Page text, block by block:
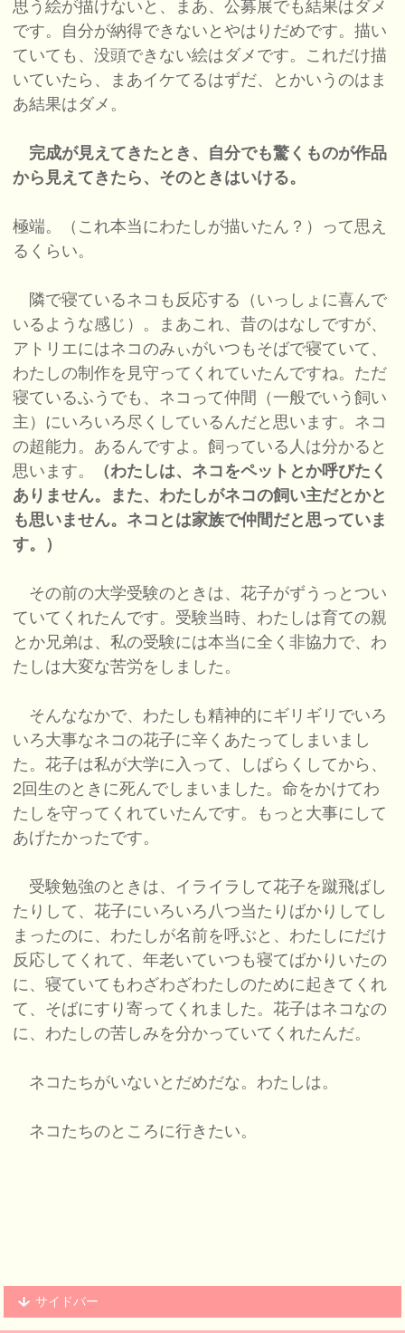
思う絵が描けないと、まあ、公募展でも結果はダメ
です。自分が納得できないとやはりだめです。描い
ていても、没頭できない絵はダメです。これだけ描
いていたら、まあイケてるはずだ、とかいうのはま
あ結果はダメ。
完成が見えてきたとき、自分でも驚くものが作品
から見えてきたら、そのときはいける。
極端。（これ本当にわたしが描いたん？）って思え
るくらい。
隣で寝ているネコも反応する（いっしょに喜んで
いるような感じ）。まあこれ、昔のはなしですが、
アトリエにはネコのみぃがいつもそばで寝ていて、
わたしの制作を見守ってくれていたんですね。ただ
寝ているふうでも、ネコって仲間（一般でいう飼い
主）にいろいろ尽くしているんだと思います。ネコ
の超能力。あるんですよ。飼っている人は分かると
思います。
（わたしは、ネコをペットとか呼びたく
ありません。また、わたしがネコの飼い主だとかと
も思いません。ネコとは家族で仲間だと思っていま
す。）
その前の大学受験のときは、花子がずうっとつい
ていてくれたんです。受験当時、わたしは育ての親
とか兄弟は、私の受験には本当に全く非協力で、わ
たしは大変な苦労をしました。
そんななかで、わたしも精神的にギリギリでいろ
いろ大事なネコの花子に辛くあたってしまいまし
た。花子は私が大学に入って、しばらくしてから、
2回生のときに死んでしまいました。命をかけてわ
たしを守ってくれていたんです。もっと大事にして
あげたかったです。
受験勉強のときは、イライラして花子を蹴飛ばし
たりして、花子にいろいろ八つ当たりばかりしてし
まったのに、わたしが名前を呼ぶと、わたしにだけ
反応してくれて、年老いていつも寝てばかりいたの
に、寝ていてもわざわざわたしのために起きてくれ
て、そばにすり寄ってくれました。花子はネコなの
に、わたしの苦しみを分かっていてくれたんだ。
ネコたちがいないとだめだな。わたしは。
ネコたちのところに行きたい。
サイドバー